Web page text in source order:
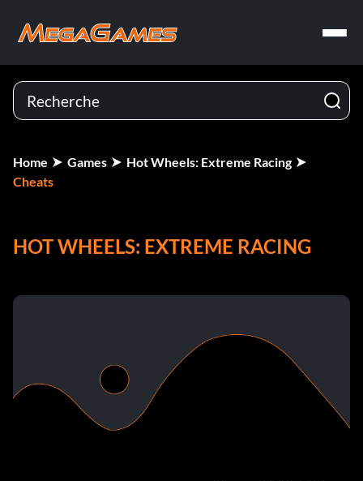
Home Games
Hot Wheels: Extreme Racing
Cheats
HOT WHEELS: EXTREME RACING